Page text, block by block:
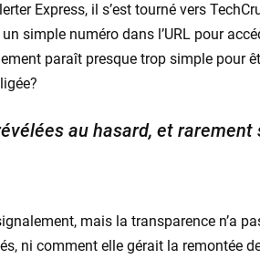
Express, il s’est tourné vers
simple numéro dans l’URL pour
paraît presque trop simple pour
au hasard, et rarement
mais la transparence n’a
ni comment elle gérait la remontée